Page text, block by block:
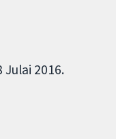
Julai 2016.